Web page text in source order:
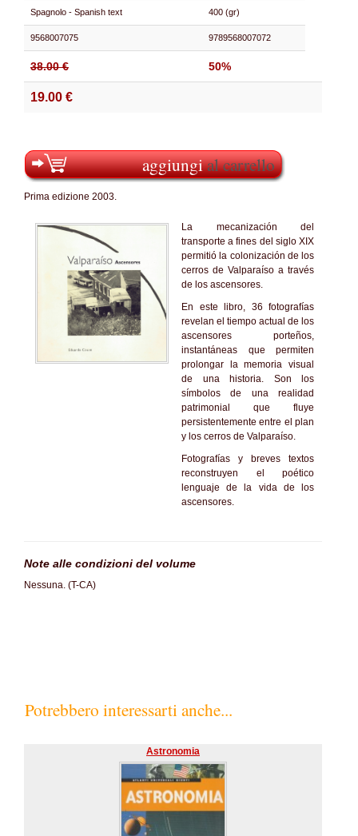
Spagnolo - Spanish text 400 (gr)
9568007075 9789568007072
38.00 € 50%
19.00 €
aggiungial carrello
Prima edizione 2003.
La mecanización del
transporte a fines del siglo XIX
permitió la colonización de los
cerros de Valparaíso a través
de los ascensores.
En este libro, 36 fotografías
revelan el tiempo actual de los
ascensores porteños,
instantáneas que permiten
prolongar la memoria visual
de una historia. Son los
símbolos de una realidad
patrimonial que fluye
persistentemente entre el plan
y los cerros de Valparaíso.
Fotografías y breves textos
reconstruyen el poético
lenguaje de la vida de los
ascensores.
Note alle condizioni del volume
Nessuna. (T-CA)
Potrebbero interessarti anche...
Astronomia